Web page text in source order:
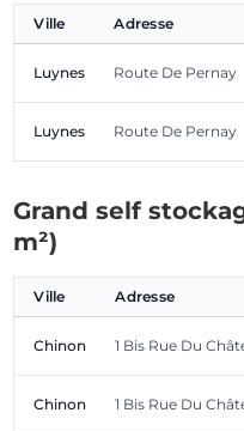
Ville Adresse
Luynes Route De Pernay
Luynes Route De Pernay
Grand self
m²)
Ville Adresse
Chinon 1 Bis Rue Du
Chinon 1 Bis Rue Du